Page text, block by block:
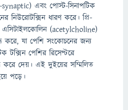
synaptic) এবং পোস্ট-সিনাপটিক
নিউরোটক্সিন ধারণ করে। প্রি-
এসিটাইলকোলিন (acetylcholine)
করে, যা পেশি সংকোচনের জন্য
টক্সিন পেশির রিসেপ্টরে
করে দেয়। এই দুইয়ের সম্মিলিত
পড়ে।